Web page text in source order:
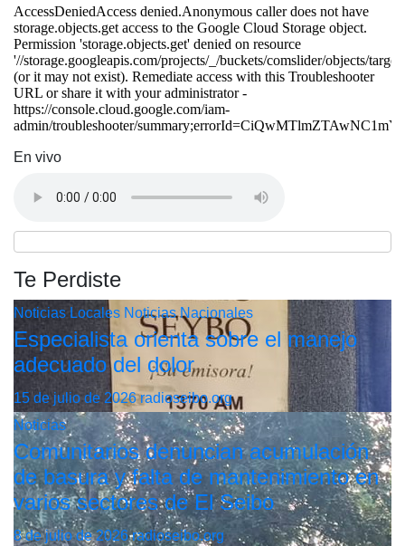
En vivo
Te Perdiste
Noticias Locales Noticias Nacionales
Especialista orienta sobre el manejo
adecuado del dolor
15 de julio de 2026radioseibo.org
Noticias
Comunitarios denuncian acumulación
de basura y falta de mantenimiento en
varios sectores de El Seibo
8 de julio de 2026radioseibo.org